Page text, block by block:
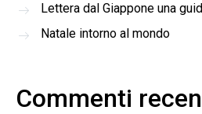
Lettera dal Giappone una
Natale intorno al mondo
Commenti